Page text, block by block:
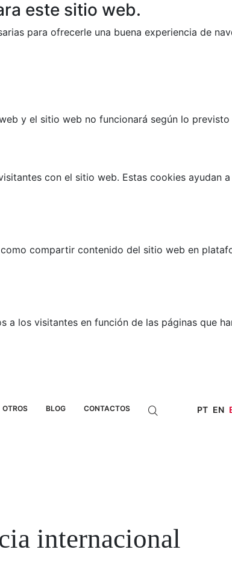
este sitio web.
para ofrecerle una buena experiencia de
y el sitio web no funcionará según lo previsto
con el sitio web. Estas cookies ayudan
compartir contenido del sitio web en
los visitantes en función de las páginas que
OTROS BLOG CONTACTOS PT EN
internacional